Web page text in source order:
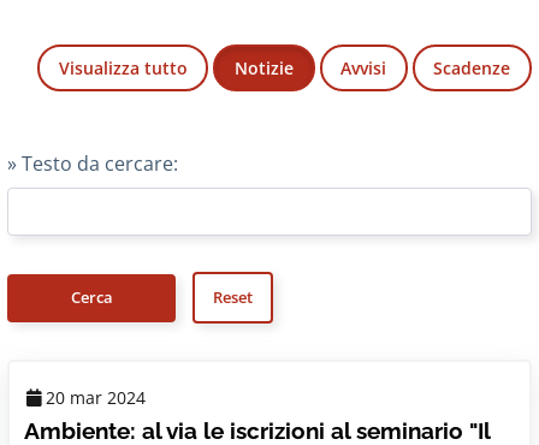
Visualizza tutto Notizie Avvisi Scadenze
» Testo da cercare:
20 mar 2024
Ambiente: al via le iscrizioni al seminario "Il